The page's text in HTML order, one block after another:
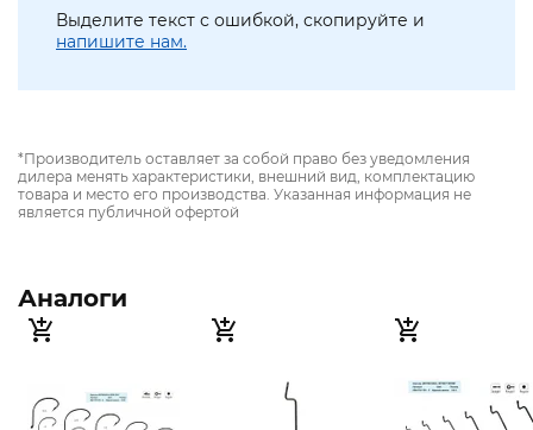
Выделите текст с ошибкой, скопируйте и
напишите нам.
*Производитель оставляет за собой право без уведомления
дилера менять характеристики, внешний вид, комплектацию
товара и место его производства. Указанная информация не
является публичной офертой
Аналоги